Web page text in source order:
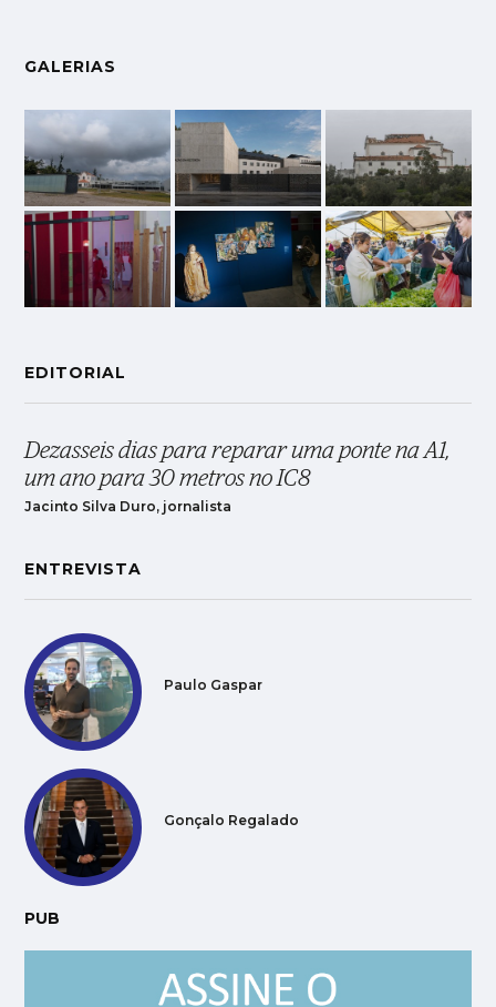
GALERIAS
EDITORIAL
Dezasseis dias para reparar uma ponte na A1,
um ano para 30 metros no IC8
Jacinto Silva Duro, jornalista
ENTREVISTA
Paulo Gaspar
Gonçalo Regalado
PUB